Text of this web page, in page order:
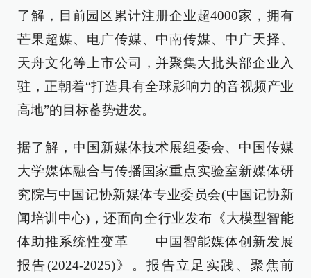
了解，目前园区累计注册企业超4000家，拥有
芒果超媒、电广传媒、中南传媒、中广天择、
天舟文化等上市公司，并聚集大批头部企业入
驻，正朝着“打造具有全球影响力的音视频产业
高地”的目标蓄势进发。
据了解，中国新媒体技术展组委会、中国传媒
大学媒体融合与传播国家重点实验室新媒体研
究院与中国记协新媒体专业委员会(中国记协新
闻培训中心)，还面向全行业发布《大模型智能
体助推系统性变革——中国智能媒体创新发展
报告(2024-2025)》。报告立足实践、聚焦前